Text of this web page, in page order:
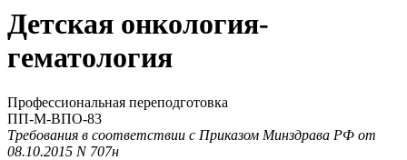
Детская онкология-
гематология
Профессиональная переподготовка
ПП-М-ВПО-83
Требования в соответствии с Приказом Минздрава РФ от
08.10.2015 N 707н